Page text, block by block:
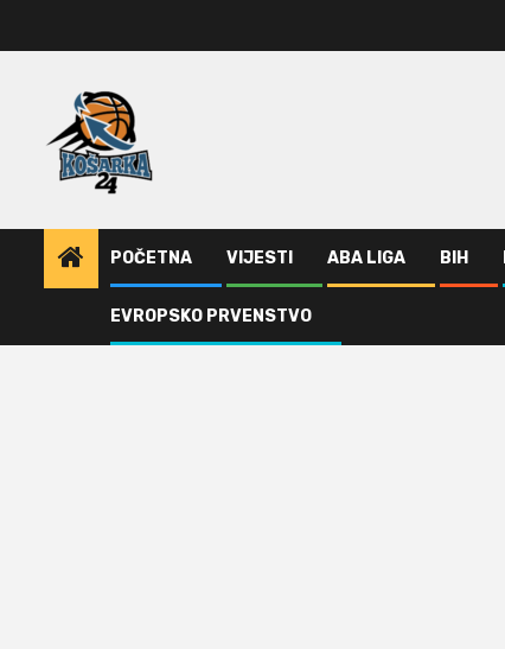
POČETNA VIJESTI ABA LIGA BIH
EVROPSKO PRVENSTVO
Vašington i Klivlend izjednačili